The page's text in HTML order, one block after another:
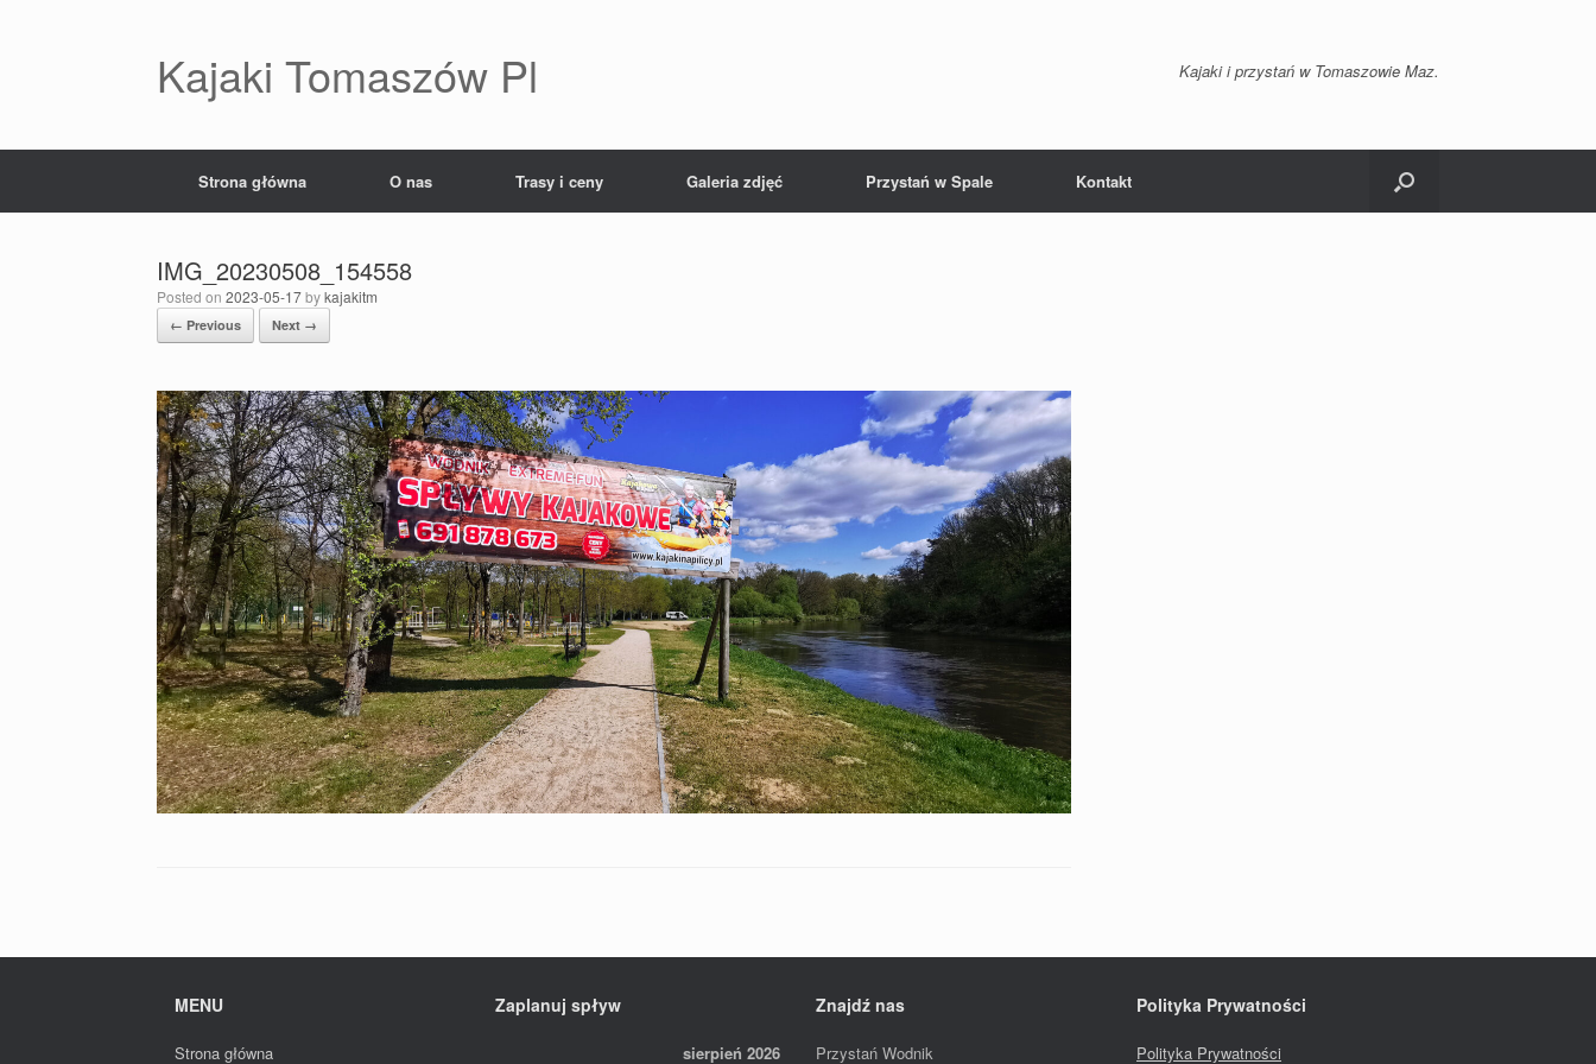
Kajaki Tomaszów Pl Kajaki i przystań w Tomaszowie Maz.
Strona główna O nas Trasy i ceny Galeria zdjęć Przystań w Spale Kontakt
IMG_20230508_154558
Posted on 2023-05-17bykajakitm
← Previous Next →
MENU
Strona główna
Zaplanuj spływ
sierpień 2026
Znajdź nas
Przystań Wodnik
Polityka Prywatności
Polityka Prywatności